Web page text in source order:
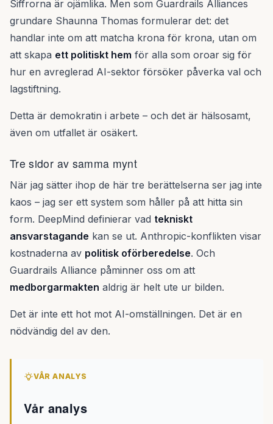
Siffrorna är ojämlika. Men som Guardrails Alliances
grundare Shaunna Thomas formulerar det: det
handlar inte om att matcha krona för krona, utan om
att skapa ett politiskt hem för alla som oroar sig för
hur en avreglerad AI-sektor försöker påverka val och
lagstiftning.
Detta är demokratin i arbete – och det är hälsosamt,
även om utfallet är osäkert.
Tre sidor av samma mynt
När jag sätter ihop de här tre berättelserna ser jag inte
kaos – jag ser ett system som håller på att hitta sin
form. DeepMind definierar vad tekniskt
ansvarstagande kan se ut. Anthropic-konflikten visar
kostnaderna av politisk oförberedelse. Och
Guardrails Alliance påminner oss om att
medborgarmakten aldrig är helt ute ur bilden.
Det är inte ett hot mot AI-omställningen. Det är en
nödvändig del av den.
VÅR ANALYS
Vår analys